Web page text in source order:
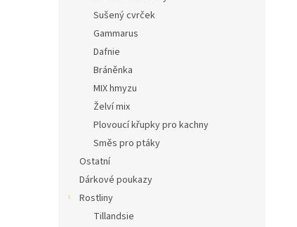
Sušený cvrček
Gammarus
Dafnie
Bráněnka
MIX hmyzu
Želví mix
Plovoucí křupky pro kachny
Směs pro ptáky
Ostatní
Dárkové poukazy
Rostliny
Tillandsie